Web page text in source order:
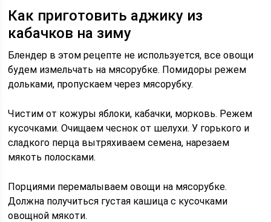
Как приготовить аджику из
кабачков на зиму
Блендер в этом рецепте не используется, все овощи
будем измельчать на мясорубке. Помидоры режем
дольками, пропускаем через мясорубку.
Чистим от кожуры яблоки, кабачки, морковь. Режем
кусочками. Очищаем чеснок от шелухи. У горького и
сладкого перца вытряхиваем семена, нарезаем
мякоть полосками.
Порциями перемалываем овощи на мясорубке.
Должна получиться густая кашица с кусочками
овощной мякоти.